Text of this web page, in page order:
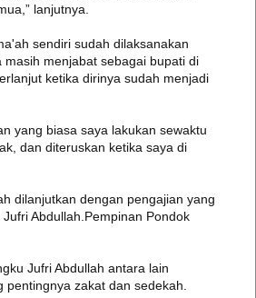
lanjutnya.
sendiri sudah dilaksanakan
masih menjabat sebagai bupati di
ketika dirinya sudah menjadi
yang biasa saya lakukan sewaktu
dan diteruskan ketika saya di
dilanjutkan dengan pengajian yang
Abdullah.Pempinan Pondok
Jufri Abdullah antara lain
pentingnya zakat dan sedekah.